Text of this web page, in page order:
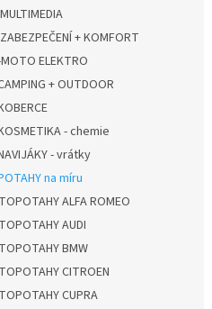
+ KOMFORT
ELEKTRO
+ OUTDOOR
- chemie
- vrátky
na míru
ALFA ROMEO
AUDI
BMW
CITROEN
CUPRA